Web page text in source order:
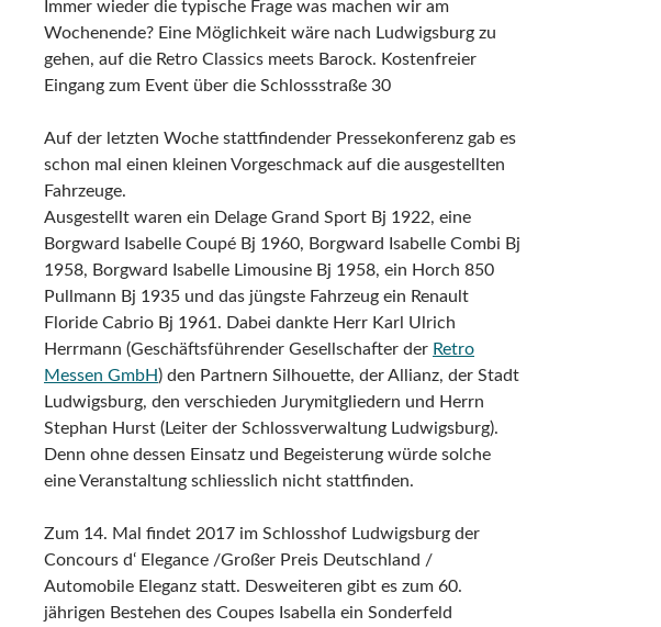
Immer wieder die typische Frage was machen wir am
Wochenende? Eine Möglichkeit wäre nach Ludwigsburg zu
gehen, auf die Retro Classics meets Barock. Kostenfreier
Eingang zum Event über die Schlossstraße 30
Auf der letzten Woche stattfindender Pressekonferenz gab es
schon mal einen kleinen Vorgeschmack auf die ausgestellten
Fahrzeuge.
Ausgestellt waren ein Delage Grand Sport Bj 1922, eine
Borgward Isabelle Coupé Bj 1960, Borgward Isabelle Combi Bj
1958, Borgward Isabelle Limousine Bj 1958, ein Horch 850
Pullmann Bj 1935 und das jüngste Fahrzeug ein Renault
Floride Cabrio Bj 1961. Dabei dankte Herr Karl Ulrich
Herrmann (Geschäftsführender Gesellschafter der Retro
Messen GmbH) den Partnern Silhouette, der Allianz, der Stadt
Ludwigsburg, den verschieden Jurymitgliedern und Herrn
Stephan Hurst (Leiter der Schlossverwaltung Ludwigsburg).
Denn ohne dessen Einsatz und Begeisterung würde solche
eine Veranstaltung schliesslich nicht stattfinden.
Zum 14. Mal findet 2017 im Schlosshof Ludwigsburg der
Concours d‘ Elegance /Großer Preis Deutschland /
Automobile Eleganz statt. Desweiteren gibt es zum 60.
jährigen Bestehen des Coupes Isabella ein Sonderfeld